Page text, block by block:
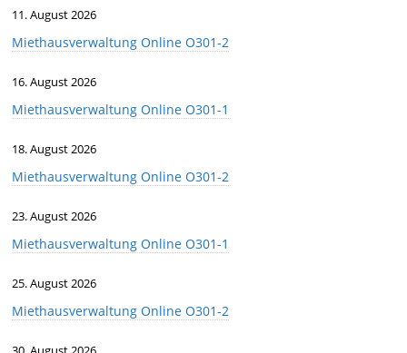
11. August 2026
Miethausverwaltung Online O301-2
16. August 2026
Miethausverwaltung Online O301-1
18. August 2026
Miethausverwaltung Online O301-2
23. August 2026
Miethausverwaltung Online O301-1
25. August 2026
Miethausverwaltung Online O301-2